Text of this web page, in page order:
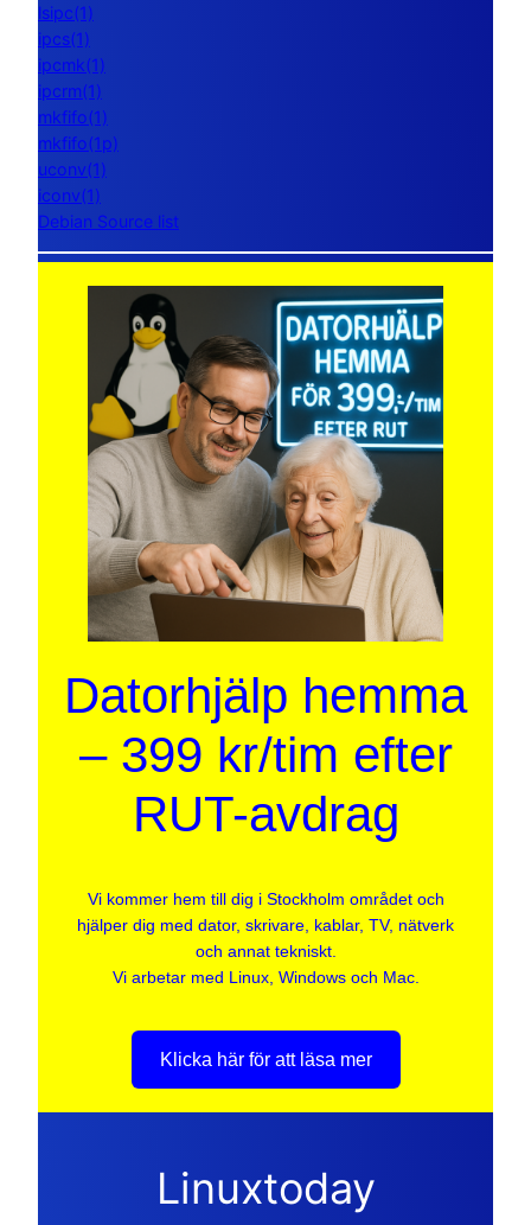
lsipc(1)
ipcs(1)
ipcmk(1)
ipcrm(1)
mkfifo(1)
mkfifo(1p)
uconv(1)
iconv(1)
Debian Source list
Datorhjälp hemma
– 399 kr/tim efter
RUT-avdrag
Vi kommer hem till dig i Stockholm området och
hjälper dig med dator, skrivare, kablar, TV, nätverk
och annat tekniskt.
Vi arbetar med Linux, Windows och Mac.
Klicka här för att läsa mer
Linuxtoday